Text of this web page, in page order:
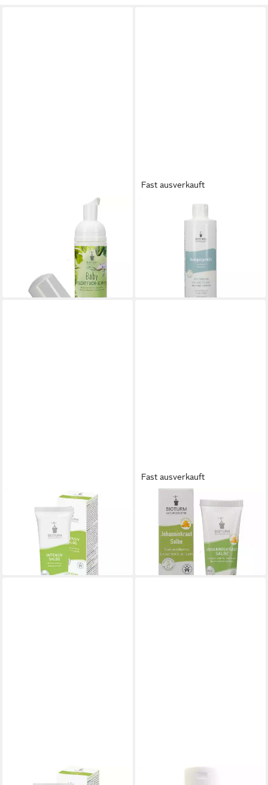
Feuchtigkeitscreme BIOTURM
Baby Feuchttuch-Schaum
lieferbar - in 3-4 Werktagen bei dir
Fast ausverkauft
Gesichts-Reinigungsmilch
BIOTURM Reinigungsmilch
(65,90 €/ 1 l)
lieferbar - in 2-3 Werktagen bei dir
Gesichtspflege Intensiv Salbe,
ab 34,95 €
(699,00 €/ 1 l)
lieferbar - in 2-3 Werktagen bei dir
Fast ausverkauft
BIOTURM
Gesichtspflege BIOTURM
Johanniskraut-Salbe Nr.57
13,49 €
(269,80 €/ 1 l)
lieferbar - in 3-4 Werktagen bei dir